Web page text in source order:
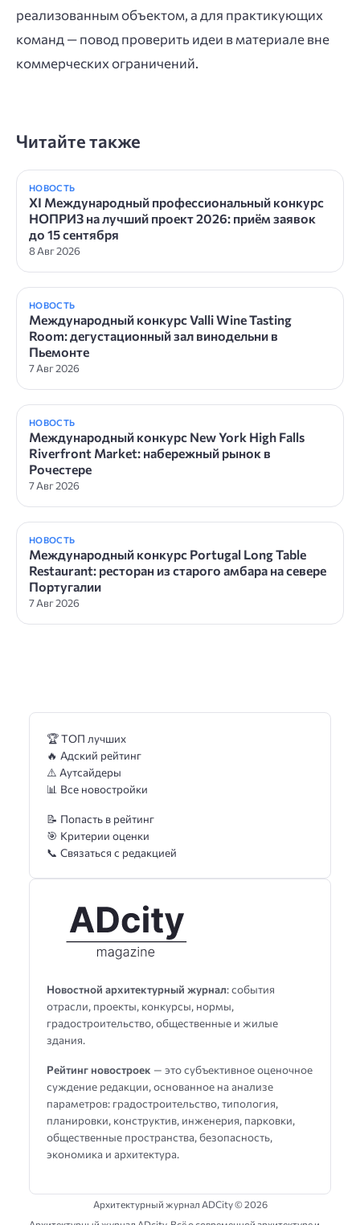
реализованным объектом, а для практикующих
команд — повод проверить идеи в материале вне
коммерческих ограничений.
Читайте также
НОВОСТЬ
XI Международный профессиональный конкурс
НОПРИЗ на лучший проект 2026: приём заявок
до 15 сентября
8 Авг 2026
НОВОСТЬ
Международный конкурс Valli Wine Tasting
Room: дегустационный зал винодельни в
Пьемонте
7 Авг 2026
НОВОСТЬ
Международный конкурс New York High Falls
Riverfront Market: набережный рынок в
Рочестере
7 Авг 2026
НОВОСТЬ
Международный конкурс Portugal Long Table
Restaurant: ресторан из старого амбара на севере
Португалии
7 Авг 2026
Новостной архитектурный журнал: события
отрасли, проекты, конкурсы, нормы,
градостроительство, общественные и жилые
здания.
Рейтинг новостроек — это субъективное оценочное
суждение редакции, основанное на анализе
параметров: градостроительство, типология,
планировки, конструктив, инженерия, парковки,
общественные пространства, безопасность,
экономика и архитектура.
🏆 ТОП лучших
🔥 Адский рейтинг
⚠️ Аутсайдеры
📊 Все новостройки
📝 Попасть в рейтинг
🎯 Критерии оценки
📞 Связаться с редакцией
Архитектурный журнал ADCity ©2026